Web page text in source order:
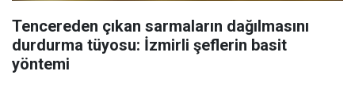
Tencereden çıkan sarmaların dağılmasını
durdurma tüyosu: İzmirli şeflerin basit
yöntemi